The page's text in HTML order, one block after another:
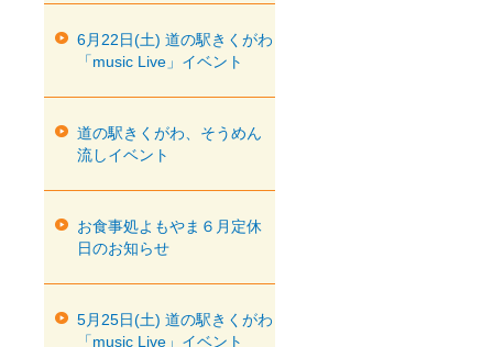
6月22日(土) 道の駅きくがわ
「music Live」イベント
道の駅きくがわ、そうめん
流しイベント
お食事処よもやま６月定休
日のお知らせ
5月25日(土) 道の駅きくがわ
「music Live」イベント